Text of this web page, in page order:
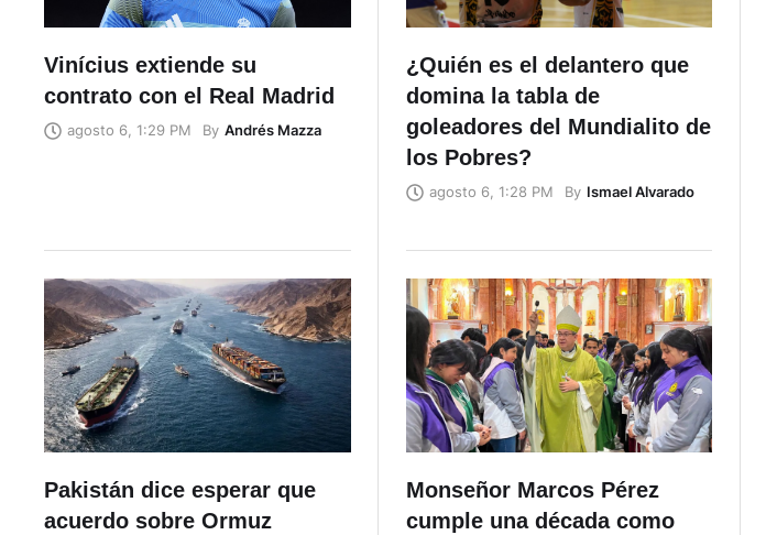
Vinícius extiende su
contrato con el Real Madrid
agosto 6, 1:29 PM By Andrés Mazza
¿Quién es el delantero que
domina la tabla de
goleadores del Mundialito de
los Pobres?
agosto 6, 1:28 PM By Ismael Alvarado
Pakistán dice esperar que
acuerdo sobre Ormuz
Monseñor Marcos Pérez
cumple una década como